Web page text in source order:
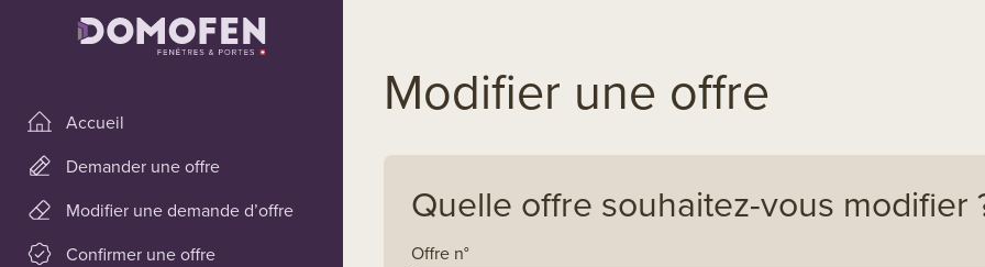
Accueil
Demander une offre
Modifier une demande d’offre
Confirmer une offre
Modifier une offre
Quelle offre souhaitez-vous modifier
Offre n°